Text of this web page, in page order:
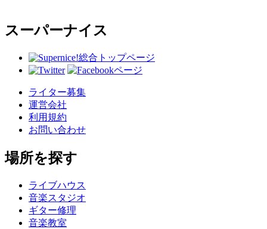
スーパーナイス
総合トップページ
ライター募集
運営会社
利用規約
お問い合わせ
場所を探す
ライブハウス
音楽スタジオ
ギター修理
音楽教室